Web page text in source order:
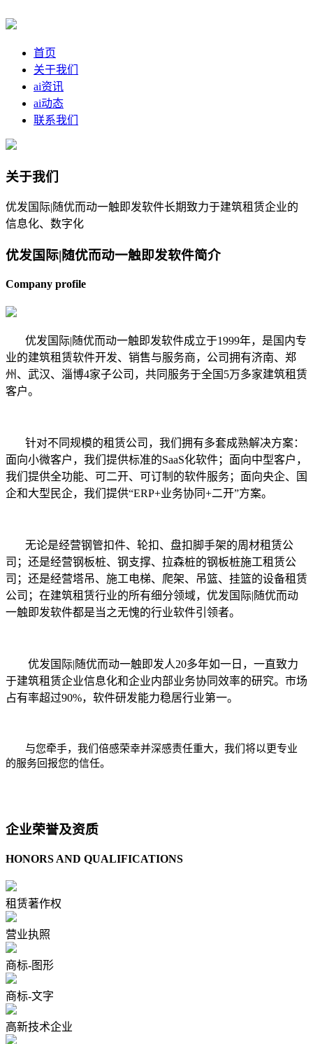
首页
关于我们
ai资讯
ai动态
联系我们
关于我们
优发国际|随优而动一触即发软件长期致力于建筑租赁企业的
信息化、数字化
优发国际|随优而动一触即发软件简介
Company profile
优发国际|随优而动一触即发软件成立于1999年，是国内专
业的建筑租赁软件开发、销售与服务商，公司拥有济南、郑
州、武汉、淄博4家子公司，共同服务于全国5万多家建筑租赁
客户。
针对不同规模的租赁公司，我们拥有多套成熟解决方案：
面向小微客户，我们提供标准的SaaS化软件；面向中型客户，
我们提供全功能、可二开、可订制的软件服务；面向央企、国
企和大型民企，我们提供“ERP+业务协同+二开”方案。
无论是经营钢管扣件、轮扣、盘扣脚手架的周材租赁公
司；还是经营钢板桩、钢支撑、拉森桩的钢板桩施工租赁公
司；还是经营塔吊、施工电梯、爬架、吊篮、挂篮的设备租赁
公司；在建筑租赁行业的所有细分领域，优发国际|随优而动
一触即发软件都是当之无愧的行业软件引领者。
优发国际|随优而动一触即发人20多年如一日，一直致力
于建筑租赁企业信息化和企业内部业务协同效率的研究。市场
占有率超过90%，软件研发能力稳居行业第一。
与您牵手，我们倍感荣幸并深感责任重大，我们将以更专业
的服务回报您的信任。
企业荣誉及资质
HONORS AND QUALIFICATIONS
租赁著作权
营业执照
商标-图形
商标-文字
高新技术企业